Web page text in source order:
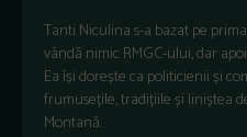
Tanti Niculina s-a bazat pe
vândă nimic RMGC-ului, dar
Ea își dorește ca politicienii și
frumusețile, tradițiile și liniștea
Montană.